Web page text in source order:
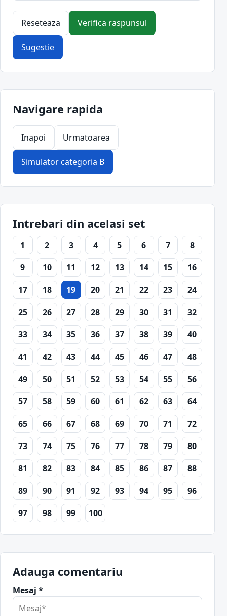
Reseteaza Verifica raspunsul
Sugestie
Navigare rapida
Inapoi Urmatoarea
Simulator categoria B
Intrebari din acelasi set
1 2 3 4 5 6 7
8
9
10 11 12 13 14 15
16
17
18 19 20 21 22 23
24
25
26 27 28 29 30 31
32
33
34 35 36 37 38 39
40
41
42 43 44 45 46 47
48
49
50 51 52 53 54 55
56
57
58 59 60 61 62 63
64
65
66 67 68 69 70 71
72
73
74 75 76 77 78 79
80
81
82 83 84 85 86 87
88
89
90 91 92 93 94 95
96
97
98 99 100
Adauga comentariu
Mesaj *